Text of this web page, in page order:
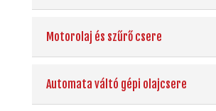
Motorolaj és szűrő csere
Automata váltó gépi olajcsere